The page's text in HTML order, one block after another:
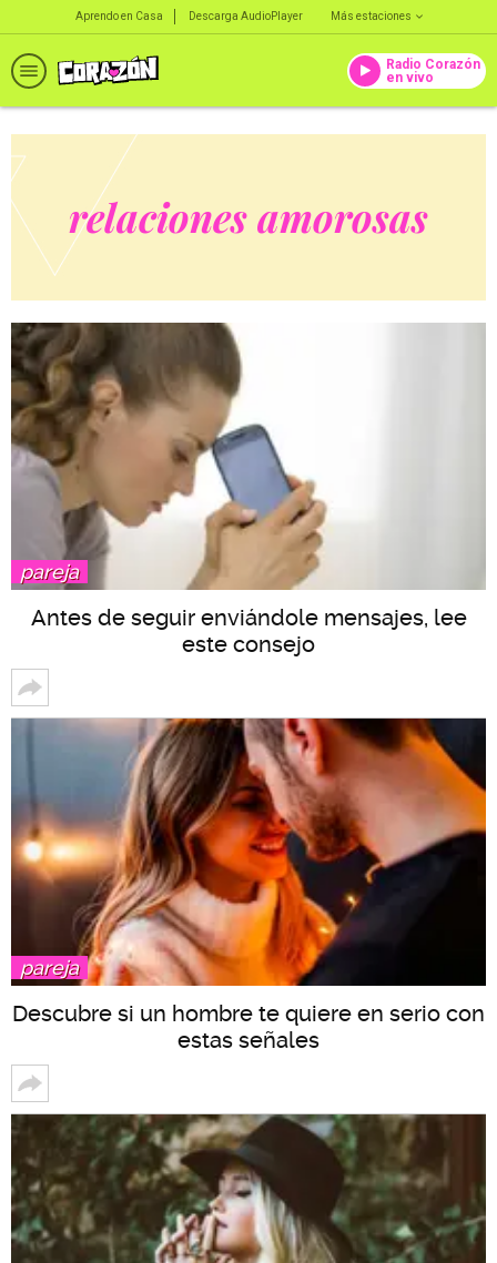
Aprendo en Casa Descarga AudioPlayer Más estaciones
Radio Corazón
en vivo
relaciones amorosas
pareja
Antes de seguir enviándole mensajes, lee
este consejo
pareja
Descubre si un hombre te quiere en serio con
estas señales